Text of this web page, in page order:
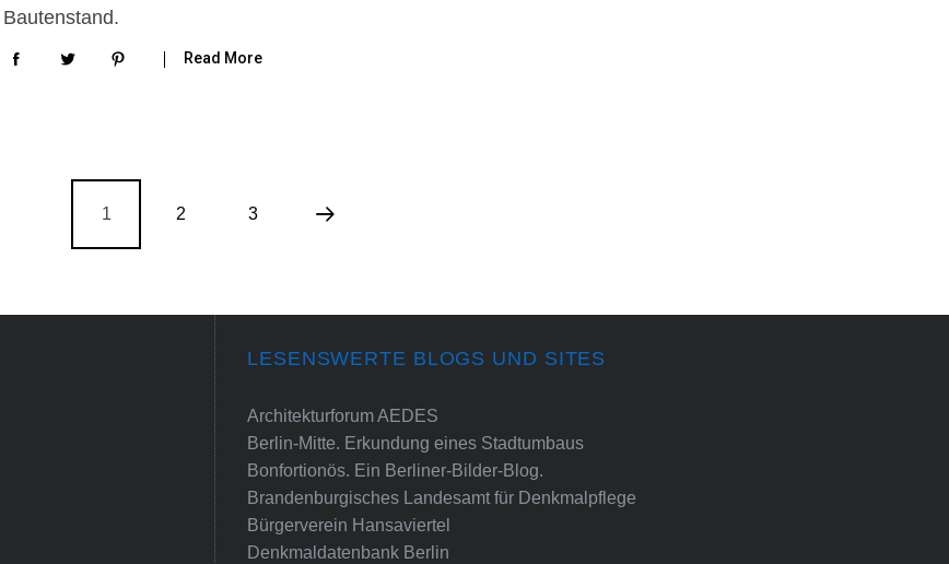
Bautenstand.
Read More
1 2 3
LESENSWERTE BLOGS UND SITES
Architekturforum AEDES
Berlin-Mitte. Erkundung eines Stadtumbaus
Bonfortionös. Ein Berliner-Bilder-Blog.
Brandenburgisches Landesamt für Denkmalpflege
Bürgerverein Hansaviertel
Denkmaldatenbank Berlin